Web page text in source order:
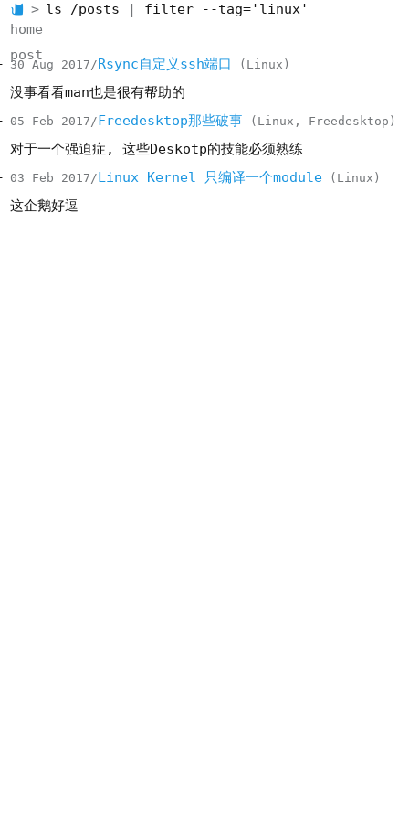
ls /posts
filter --tag='linux'
home
post
30 Aug 2017 Rsync自定义ssh端口 Linux
没事看看man也是很有帮助的
05 Feb 2017 Freedesktop那些破事 Linux Freedesktop
对于一个强迫症, 这些Deskotp的技能必须熟练
03 Feb 2017 Linux Kernel 只编译一个module Linux
这企鹅好逗